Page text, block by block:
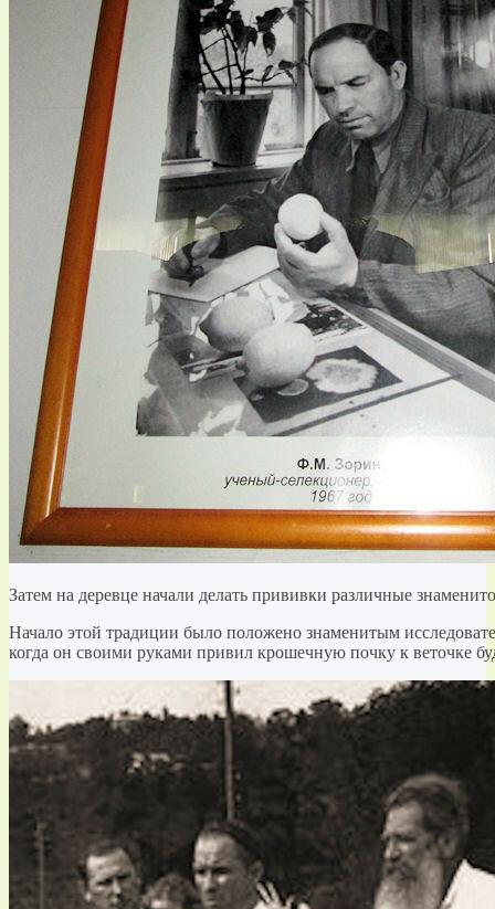
Затем на деревце начали делать прививки различные
Начало этой традиции было положено знаменитым
когда он своими руками привил крошечную почку к веточке